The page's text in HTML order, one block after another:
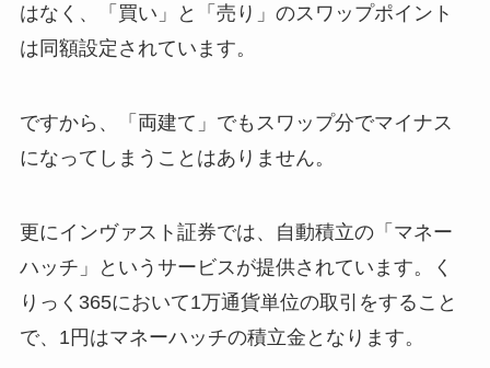
はなく、「買い」と「売り」のスワップポイント
は同額設定されています。
ですから、「両建て」でもスワップ分でマイナス
になってしまうことはありません。
更にインヴァスト証券では、自動積立の「マネー
ハッチ」というサービスが提供されています。く
りっく365において1万通貨単位の取引をすること
で、1円はマネーハッチの積立金となります。